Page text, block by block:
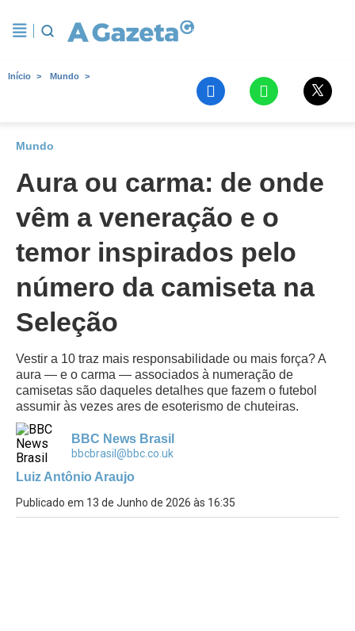
Início Mundo
Mundo
Aura ou carma: de onde
vêm a veneração e o
temor inspirados pelo
número da camiseta na
Seleção
Vestir a 10 traz mais responsabilidade ou mais força? A
aura — e o carma — associados à numeração de
camisetas são daqueles detalhes que fazem o futebol
assumir às vezes ares de esoterismo de chuteiras.
BBC News Brasil
bbcbrasil@bbc.co.uk
Luiz Antônio Araujo
Publicado em 13 de Junho de 2026 às 16:35